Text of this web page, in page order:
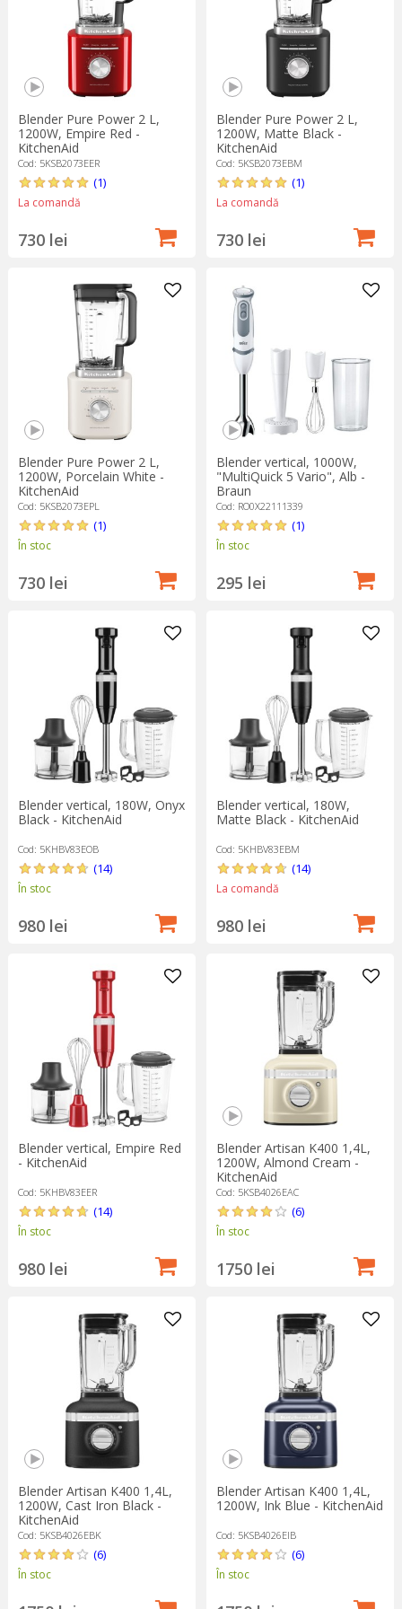
Blender Pure Power 2 L,
1200W, Empire Red -
KitchenAid
Cod: 5KSB2073EER
(1)
La comandă
730 lei
Blender Pure Power 2 L,
1200W, Matte Black -
KitchenAid
Cod: 5KSB2073EBM
(1)
La comandă
730 lei
Blender Pure Power 2 L,
1200W, Porcelain White -
KitchenAid
Cod: 5KSB2073EPL
(1)
În stoc
730 lei
Blender vertical, 1000W,
"MultiQuick 5 Vario", Alb -
Braun
Cod: RO0X22111339
(1)
În stoc
295 lei
Blender vertical, 180W, Onyx
Black - KitchenAid
Cod: 5KHBV83EOB
(14)
În stoc
980 lei
Blender vertical, 180W,
Matte Black - KitchenAid
Cod: 5KHBV83EBM
(14)
La comandă
980 lei
Blender vertical, Empire Red
- KitchenAid
Cod: 5KHBV83EER
(14)
În stoc
980 lei
Blender Artisan K400 1,4L,
1200W, Almond Cream -
KitchenAid
Cod: 5KSB4026EAC
(6)
În stoc
1750 lei
Blender Artisan K400 1,4L,
1200W, Cast Iron Black -
KitchenAid
Cod: 5KSB4026EBK
(6)
În stoc
Blender Artisan K400 1,4L,
1200W, Ink Blue - KitchenAid
Cod: 5KSB4026EIB
(6)
În stoc